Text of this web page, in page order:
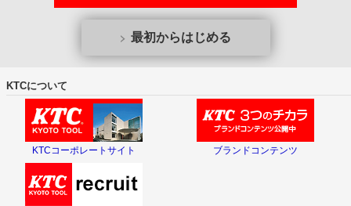
最初からはじめる
KTCについて
KTCコーポレートサイト ブランドコンテンツ